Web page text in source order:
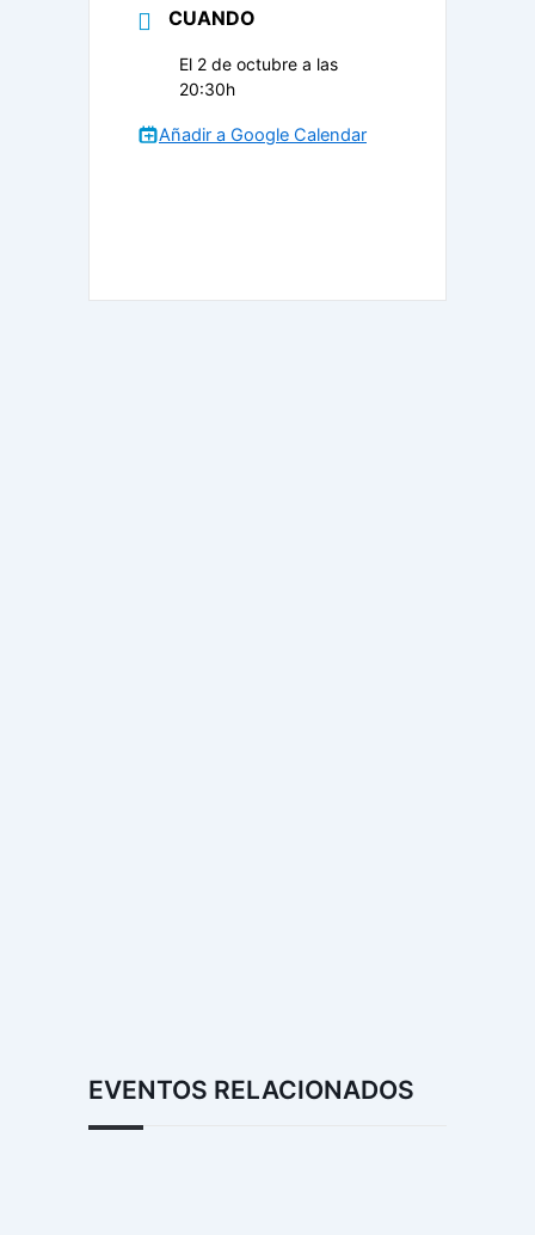
CUANDO
El 2 de octubre a las
20:30h
Añadir a Google Calendar
EVENTOS RELACIONADOS